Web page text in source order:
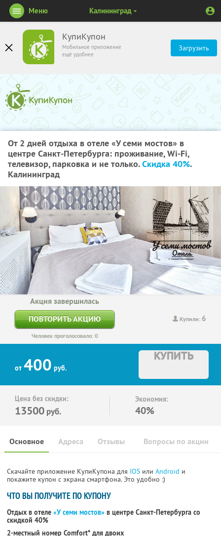
КупиКупон
Мобильное приложение
ещё удобнее
Загрузить
Меню Калининград
От 2 дней отдыха в отеле «У семи мостов» в
центре Санкт-Петербурга: проживание, Wi-Fi,
телевизор, парковка и не только.Скидка 40%.
Калининград
Купили: 6
Акция завершилась
ПОВТОРИТЬ АКЦИЮ
Человек проголосовало: 0
от 400 руб.
КУПИТЬ
Цена без скидки:
13500 руб.
Экономия:
40%
Основное Отзывы Вопросы по акции
Адреса
Скачайте приложение КупиКупона для IOS или Android и
покажите купон с экрана смартфона. Это удобно :)
ЧТО ВЫ ПОЛУЧИТЕ ПО КУПОНУ
Отдых в отеле «У семи мостов» в центре Санкт-Петербурга со
скидкой 40%
2-местный номер Comfort* для двоих